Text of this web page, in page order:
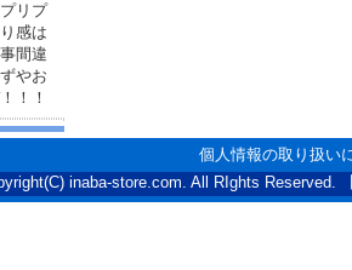
リプ
感は
間違
やお
！！
個人情報の取り扱い
inaba-store.com. All RIghts Reserved.